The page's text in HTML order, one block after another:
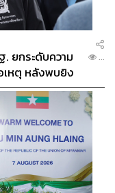
. ยกระดับความ
เหตุ หลังพบยิง
...